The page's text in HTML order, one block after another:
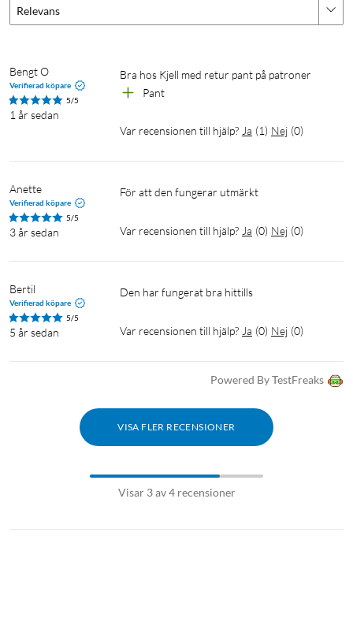
Relevans
Bengt O
Verifierad köpare
5/5
1 år sedan
Bra hos Kjell med retur pant på patroner
Pant
Var recensionen till hjälp? Ja (1) Nej (0)
Anette
Verifierad köpare
5/5
3 år sedan
För att den fungerar utmärkt
Var recensionen till hjälp? Ja (0) Nej (0)
Bertil
Verifierad köpare
5/5
5 år sedan
Den har fungerat bra hittills
Var recensionen till hjälp? Ja (0) Nej (0)
Powered By TestFreaks
VISA FLER RECENSIONER
Visar 3 av 4 recensioner